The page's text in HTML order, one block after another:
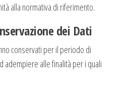
alla normativa di riferimento.
dei Dati
conservati per il periodo di
adempiere alle finalità per i quali